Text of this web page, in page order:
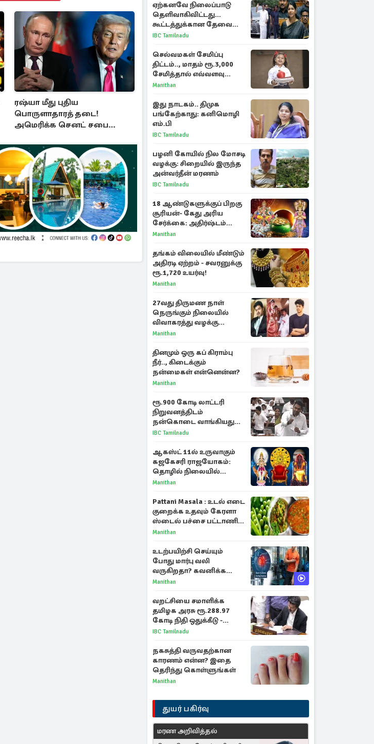
ரஷ்யா மீது புதிய
பொருளாதாரத் தடை!
அமெரிக்க செனட் சபை
ஏற்கனவே நிலைப்பாடு
தெளிவாகிவிட்டது...
கூட்டத்துக்கான தேவை
என்ன? - கனிமொழி
IBC Tamilnadu
செல்வமகள் சேமிப்பு
திட்டம்.., மாதம் ரூ.3,000
சேமித்தால் எவ்வளவு
கிடைக்கும்?
Manithan
இது நாடகம்.. திமுக
பங்கேற்காது: கனிமொழி
எம்.பி
IBC Tamilnadu
பழனி கோயில் நில மோசடி
வழக்கு: சிறையில் இருந்த
அன்வர்தீன் மரணம்
IBC Tamilnadu
18 ஆண்டுகளுக்குப் பிறகு
சூரியன்- கேது அரிய
சேர்க்கை: அதிர்ஷ்டம்
பெறும் 3 ராசிகள்!
Manithan
தங்கம் விலையில் மீண்டும்
அதிரடி ஏற்றம் - சவரனுக்கு
ரூ.1,720 உயர்வு!
Manithan
27வது திருமண நாள்
நெருங்கும் நிலையில்
விவாகரத்து வழக்கு
வாபஸ்! விஜய்யுடன்
Manithan
தினமும் ஒரு கப் கிராம்பு
நீர்.., கிடைக்கும்
நன்மைகள் என்னென்ன?
Manithan
ரூ.900 கோடி லாட்டரி
நிறுவனத்திடம்
நன்கொடை வாங்கியது
ஏன்? உதயநிதி - ஆதவ்
IBC Tamilnadu
ஆகஸ்ட் 11ல் உருவாகும்
கஜகேசரி ராஜயோகம்:
தொழில் நிலையில்
அதிர்ஷ்டம் பெறும் 3
Manithan
Pattani Masala : உடல் எடை
குறைக்க உதவும் கேரளா
ஸ்டைல் பச்சை பட்டாணி
கிரேவி
Manithan
உடற்பயிற்சி செய்யும்
போது மார்பு வலி
வருகிறதா? கவனிக்க
வேண்டிய எச்சரிக்கை
Manithan
வறட்சியை சமாளிக்க
தமிழக அரசு ரூ.288.97
கோடி நிதி ஒதுக்கீடு -
வெளியான அரசாணை
IBC Tamilnadu
நகசுத்தி வருவதற்கான
காரணம் என்ன? இதை
தெரிந்து கொள்ளுங்கள்
Manithan
துயர் பகிர்வு
மரண அறிவித்தல்